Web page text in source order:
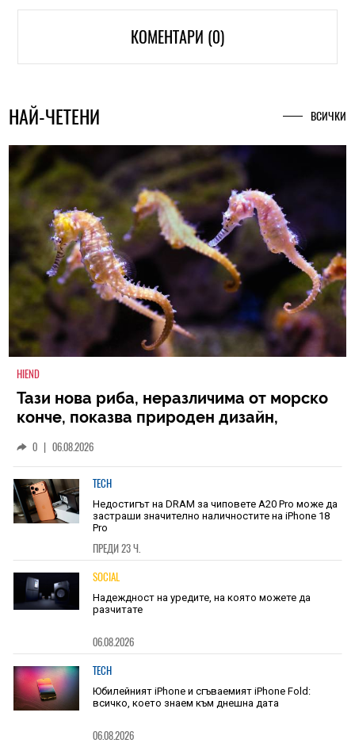
КОМЕНТАРИ (0)
НАЙ-ЧЕТЕНИ ВСИЧКИ
HIEND
Тази нова риба, неразличима от морско
конче, показва природен дизайн,
0 | 06.08.2026
TECH
Недостигът на DRAM за чиповете A20 Pro може да
застраши значително наличностите на iPhone 18
Pro
ПРЕДИ 23 Ч.
SOCIAL
Надеждност на уредите, на която можете да
разчитате
06.08.2026
TECH
Юбилейният iPhone и сгъваемият iPhone Fold:
всичко, което знаем към днешна дата
06.08.2026